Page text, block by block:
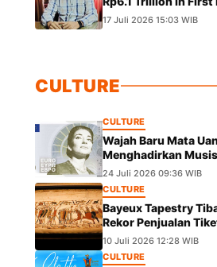
17 Juli 2026 15:03 WIB
CULTURE
CULTURE
Wajah Baru Mata
Menghadirkan
hingga Leonardo da
24 Juli 2026 09:36 WIB
CULTURE
Bayeux Tapestry
Rekor Penjualan
10 Juli 2026 12:28 WIB
CULTURE